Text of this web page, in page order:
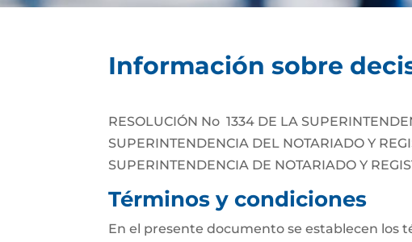
Información sobre
RESOLUCIÓN No 1334 DE LA
SUPERINTENDENCIA DEL NOTARIADO Y
SUPERINTENDENCIA DE NOTARIADO Y
Términos y condiciones
En el presente documento se establecen los